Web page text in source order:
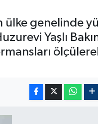
ülke genelinde
Yaşlı